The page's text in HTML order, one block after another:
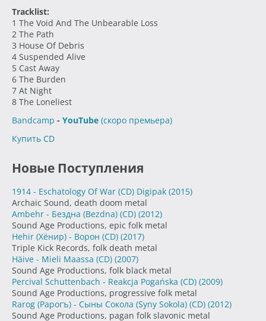
Tracklist:
1 The Void And The Unbearable Loss
2 The Path
3 House Of Debris
4 Suspended Alive
5 Cast Away
6 The Burden
7 At Night
8 The Loneliest
Bandcamp - YouTube (скоро премьера)
Купить CD
Новые Поступления
1914 - Eschatology Of War (CD) Digipak (2015)
Archaic Sound, death doom metal
Ambehr - Бездна (Bezdna) (CD) (2012)
Sound Age Productions, epic folk metal
Hehir (Хёнир) - Ворон (CD) (2017)
Triple Kick Records, folk death metal
Häive - Mieli Maassa (CD) (2007)
Sound Age Productions, folk black metal
Percival Schuttenbach - Reakcja Pogańska (CD) (2009)
Sound Age Productions, progressive folk metal
Rarog (Рарогъ) - Сыны Сокола (Syny Sokola) (CD) (2012)
Sound Age Productions, pagan folk slavonic metal